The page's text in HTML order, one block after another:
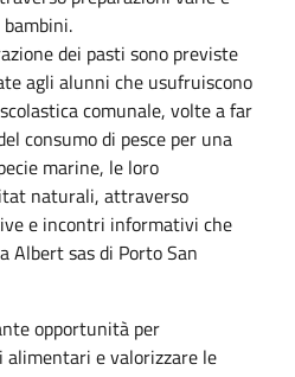
dei pasti sono previste
agli alunni che usufruiscono
comunale, volte a far
consumo di pesce per una
marine, le loro
naturali, attraverso
e incontri informativi che
Albert sas di Porto San
opportunità per
e valorizzare le